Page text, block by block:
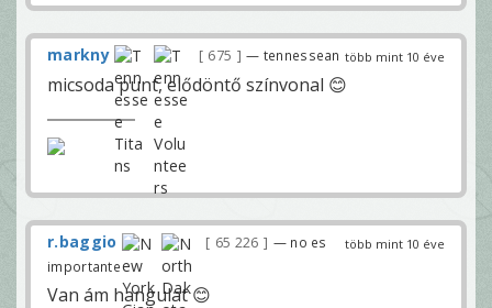
több mint 10 éve
markny 675 — tennessean
micsoda punt, elődöntő színvonal 😊
több mint 10 éve
r.baggio 65 226
— no es
importante
Van ám hangulat 😊